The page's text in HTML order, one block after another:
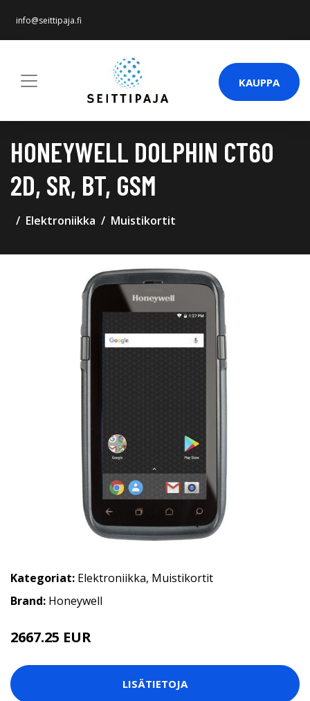
info@seittipaja.fi
KAUPPA
HONEYWELL DOLPHIN CT60
2D, SR, BT, GSM
Elektroniikka Muistikortit
Kategoriat: Elektroniikka, Muistikortit
Brand: Honeywell
2667.25 EUR
LISÄTIETOJA